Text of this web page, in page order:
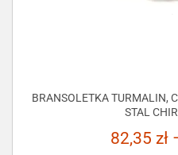
BRANSOLETKA TURMALIN,
STAL
82,35 zł